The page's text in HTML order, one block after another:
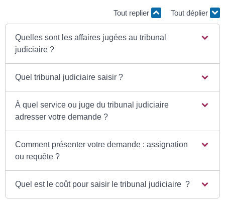
Tout replier Tout déplier
Quelles sont les affaires jugées au tribunal
judiciaire ?
Quel tribunal judiciaire saisir ?
À quel service ou juge du tribunal judiciaire
adresser votre demande ?
Comment présenter votre demande : assignation
ou requête ?
Quel est le coût pour saisir le tribunal judiciaire ?